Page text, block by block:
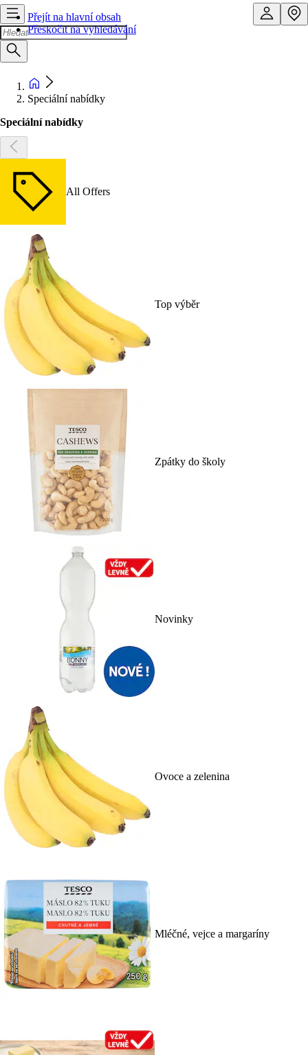
Přejít na hlavní obsah
Přeskočit na vyhledávání
Speciální nabídky
Speciální nabídky
All Offers
Top výběr
Zpátky do školy
Novinky
Ovoce a zelenina
Mléčné, vejce a margaríny